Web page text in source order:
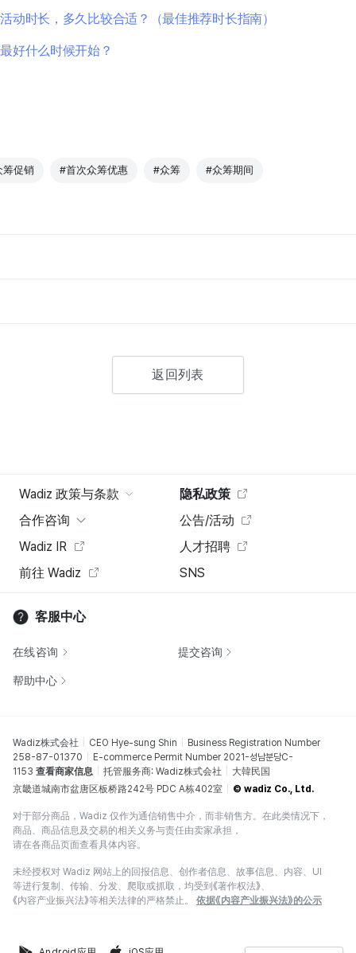
动时长，多久比较合适？（最佳推荐时长指南）
好什么时候开始？
促销 #首次众筹优惠 #众筹 #众筹期间
返回列表
Wadiz 政策与条款
隐私政策
合作咨询
公告/活动
Wadiz IR
人才招聘
前往 Wadiz
SNS
客服中心
在线咨询 提交咨询
帮助中心
Wadiz株式会社 CEO Hye-sung Shin
Business Registration Number
258-87-01370
E-commerce Permit Number 2021-성남분당C-
1153 查看商家信息 托管服务商: Wadiz株式会社
大韓民国
京畿道城南市盆唐区板桥路242号 PDC A栋402室
© wadiz Co., Ltd.
对于部分商品，Wadiz 仅作为通信销售中介，而非销售方。在此类情况下，
商品、商品信息及交易的相关义务与责任由卖家承担，
请在各商品页面查看具体内容。
未经授权对 Wadiz 网站上的回报信息、创作者信息、故事信息、内容、UI
等进行复制、传输、分发、爬取或抓取，均受到《著作权法》、
《内容产业振兴法》等相关法律的严格禁止。
依据《内容产业振兴法》的公示